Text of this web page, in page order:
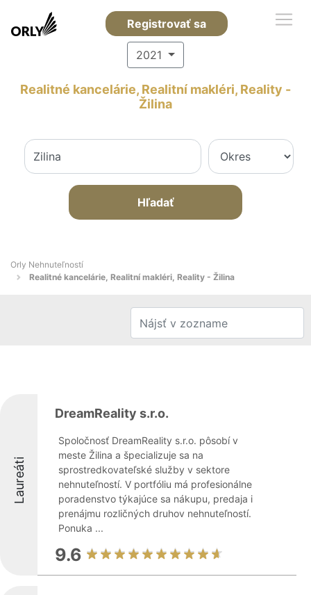
Registrovať sa
2021
Realitné kancelárie, Realitní makléri, Reality -
Žilina
Hľadať
Orly Nehnuteľností
Realitné kancelárie, Realitní makléri, Reality - Žilina
Laureáti
DreamReality s.r.o.
Spoločnosť DreamReality s.r.o. pôsobí v
meste Žilina a špecializuje sa na
sprostredkovateľské služby v sektore
nehnuteľností. V portfóliu má profesionálne
poradenstvo týkajúce sa nákupu, predaja i
prenájmu rozličných druhov nehnuteľností.
Ponuka ...
9.6